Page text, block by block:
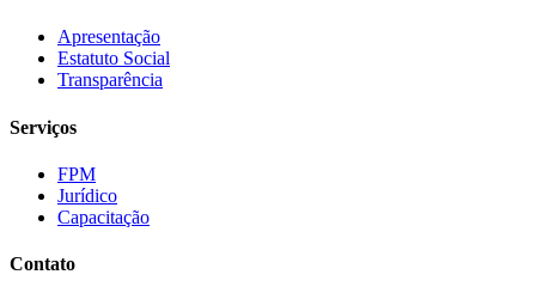
Apresentação
Estatuto Social
Transparência
Serviços
FPM
Jurídico
Capacitação
Contato